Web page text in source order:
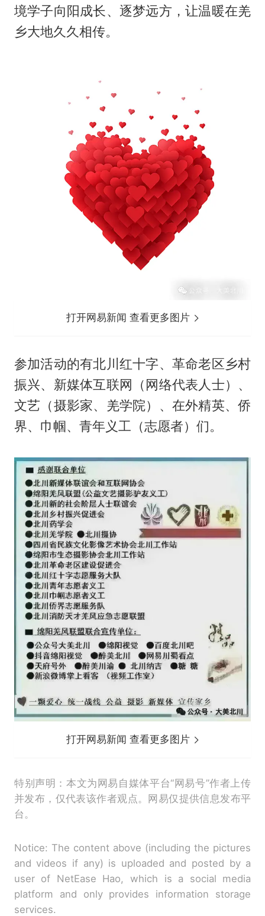
境学子向阳成长、逐梦远方，让温暖在羌
乡大地久久相传。
打开网易新闻 查看更多图片
参加活动的有北川红十字、革命老区乡村
振兴、新媒体互联网（网络代表人士）、
文艺（摄影家、羌学院）、在外精英、侨
界、巾帼、青年义工（志愿者）们。
打开网易新闻 查看更多图片
特别声明：本文为网易自媒体平台“网易号”作者上传
并发布，仅代表该作者观点。网易仅提供信息发布平
台。
Notice: The content above (including the pictures
and videos if any) is uploaded and posted by a
user of NetEase Hao, which is a social media
platform and only provides information storage
services.